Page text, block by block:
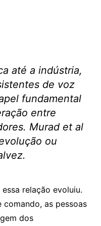
até a indústria,
de voz
fundamental
entre
Murad et al
ou
relação evoluiu.
comando, as pessoas
dos